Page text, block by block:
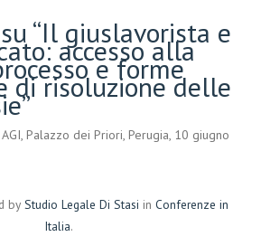
“Il giuslavorista e
accesso alla
e forme
di risoluzione delle
Palazzo dei Priori, Perugia, 10 giugno
by Studio Legale Di Stasi in Conferenze in
Italia.